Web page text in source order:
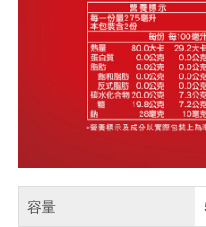
容量